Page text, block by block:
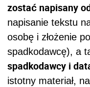
zostać napisany
napisanie tekstu
osobę i złożenie
spadkodawcę), a
spadkodawcy i
istotny materiał,